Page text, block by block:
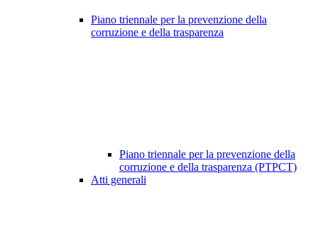
Piano triennale per la prevenzione della
corruzione e della trasparenza
Piano triennale per la prevenzione della
corruzione e della trasparenza (PTPCT)
Atti generali